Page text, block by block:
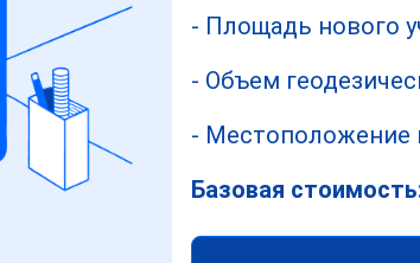
- Площадь нового
- Объем
- Местоположение
Базовая